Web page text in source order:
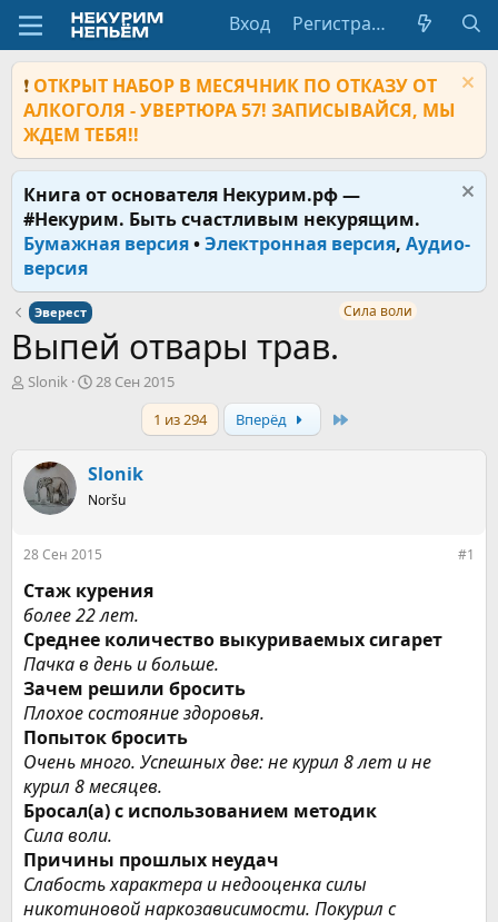
Вход Регистрация
❗ ОТКРЫТ НАБОР В МЕСЯЧНИК ПО ОТКАЗУ ОТ
АЛКОГОЛЯ - УВЕРТЮРА 57! ЗАПИСЫВАЙСЯ, МЫ
ЖДЕМ ТЕБЯ!!
Книга от основателя Некурим.рф —
#Некурим. Быть счастливым некурящим.
Бумажная версия•Электронная версия, Аудио-
версия
Эверест Сила воли
Выпей отвары трав.
А
т
е
Slonik
Д
а
ч
а
28 Сен 2015
1 из 294
Вперёд
Slonik
Noršu
28 Сен 2015 #1
Стаж курения
более 22 лет.
Среднее количество выкуриваемых сигарет
Пачка в день и больше.
Зачем решили бросить
Плохое состояние здоровья.
Попыток бросить
Очень много. Успешных две: не курил 8 лет и не
курил 8 месяцев.
Бросал(а) с использованием методик
Сила воли.
Причины прошлых неудач
Слабость характера и недооценка силы
никотиновой наркозависимости. Покурил с